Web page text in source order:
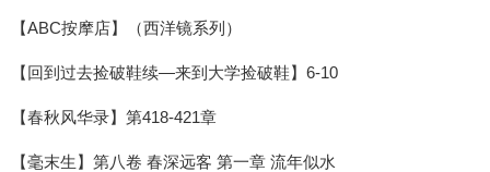
【ABC按摩店】（西洋镜系列）
【回到过去捡破鞋续—来到大学捡破鞋】6-10
【春秋风华录】第418-421章
【毫末生】第八卷 春深远客 第一章 流年似水